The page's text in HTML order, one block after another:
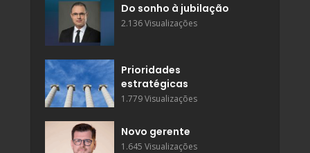
Do sonho à jubilação
2.136 Visualizações
Prioridades
estratégicas
1.779 Visualizações
Novo gerente
1.645 Visualizações